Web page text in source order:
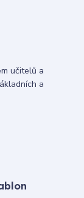
učitelů a
a